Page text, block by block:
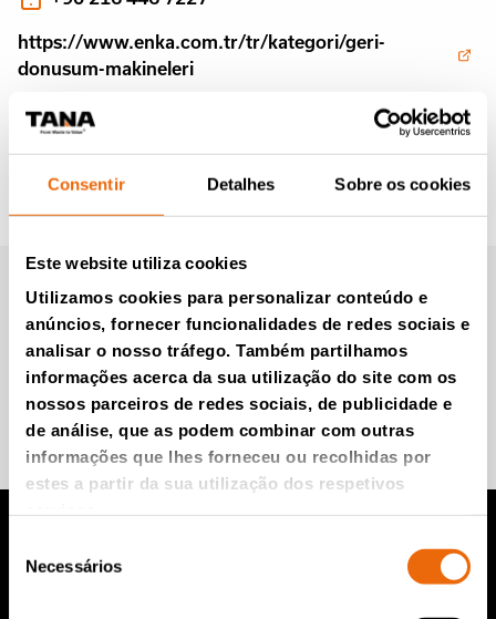
Consentir Detalhes Sobre os cookies
Este website utiliza cookies
Utilizamos cookies para personalizar conteúdo e
anúncios, fornecer funcionalidades de redes sociais e
analisar o nosso tráfego. Também partilhamos
informações acerca da sua utilização do site com os
nossos parceiros de redes sociais, de publicidade e
de análise, que as podem combinar com outras
informações que lhes forneceu ou recolhidas por
estes a partir da sua utilização dos respetivos
deNecessários
https://www.enka.com.tr/tr/kategori/geri-
donusum-makineleri
Newsletter da Tana (em
inglês)
Participe e saiba mais.
Produtos TANA